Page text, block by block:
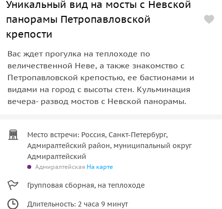
Уникальный вид на мосты с Невской
панорамы Петропавловской
крепости
Вас ждет прогулка на теплоходе по
величественной Неве, а также знакомство с
Петропавловской крепостью, ее бастионами и
видами на город с высоты стен. Кульминация
вечера- развод мостов с Невской панорамы.
Место встречи: Россия, Санкт-Петербург,
Адмиралтейский район, муниципальный округ
Адмиралтейский
Адмиралтейская На карте
Групповая сборная, на теплоходе
Длительность: 2 часа 9 минут